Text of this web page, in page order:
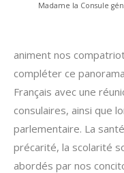
Madame la Consule
animent nos
compléter ce
Français avec une
consulaires, ainsi que
parlementaire. La
précarité, la scolarité
abordés par nos